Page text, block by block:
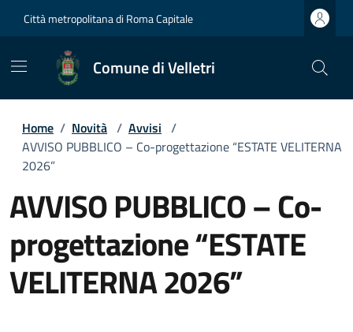
Città metropolitana di Roma Capitale
Comune di Velletri
Home / Novità / Avvisi /
AVVISO PUBBLICO – Co-progettazione “ESTATE VELITERNA
2026”
AVVISO PUBBLICO – Co-
progettazione “ESTATE
VELITERNA 2026”